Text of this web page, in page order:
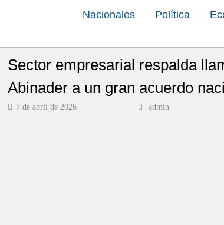
Nacionales Política
Sector empresarial respalda
Abinader a un gran acuerdo
7 de abril de 2026 admin